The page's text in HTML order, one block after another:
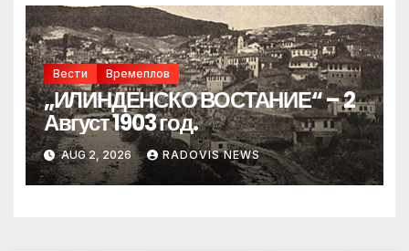
Вести Времеплов
„ИЛИНДЕНСКО ВОСТАНИЕ“ – 2
Август 1903 год.
AUG 2, 2026 RADOVIS NEWS